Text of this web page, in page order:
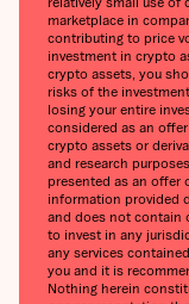
marketplace in
contributing to price
investment in crypto
crypto assets, you
risks of the
losing your entire
considered as an
crypto assets or
and research
presented as an offer
information provided
and does not contain
to invest in any
any services
you and it is
Nothing herein